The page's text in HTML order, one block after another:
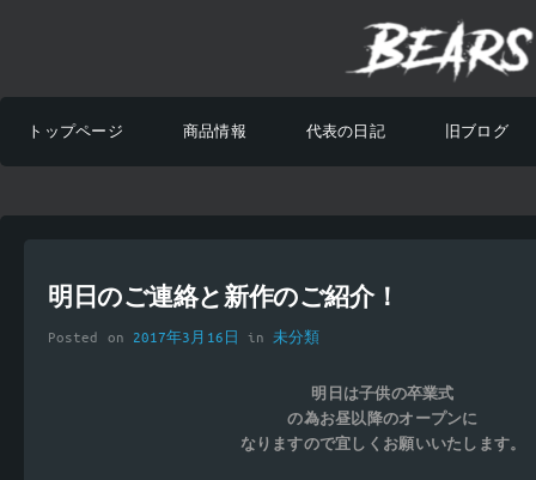
トップページ 商品情報 代表の日記 旧ブログ
明日のご連絡と新作のご紹介！
Posted on 2017年3月16日 in未分類
明日は子供の卒業式
の為お昼以降のオープンに
なりますので宜しくお願いいたします。